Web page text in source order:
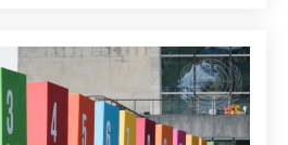
sich die UN in einer
In einer Ära rasanten
Turbulenzen hat
schleppend auf neue